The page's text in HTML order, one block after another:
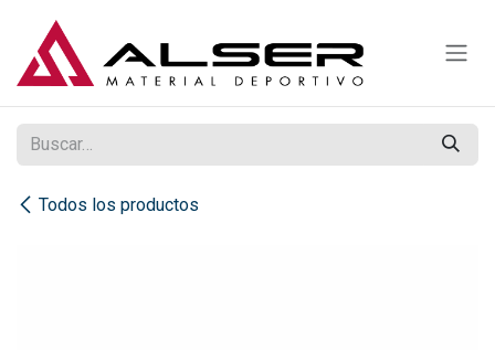
Todos los productos